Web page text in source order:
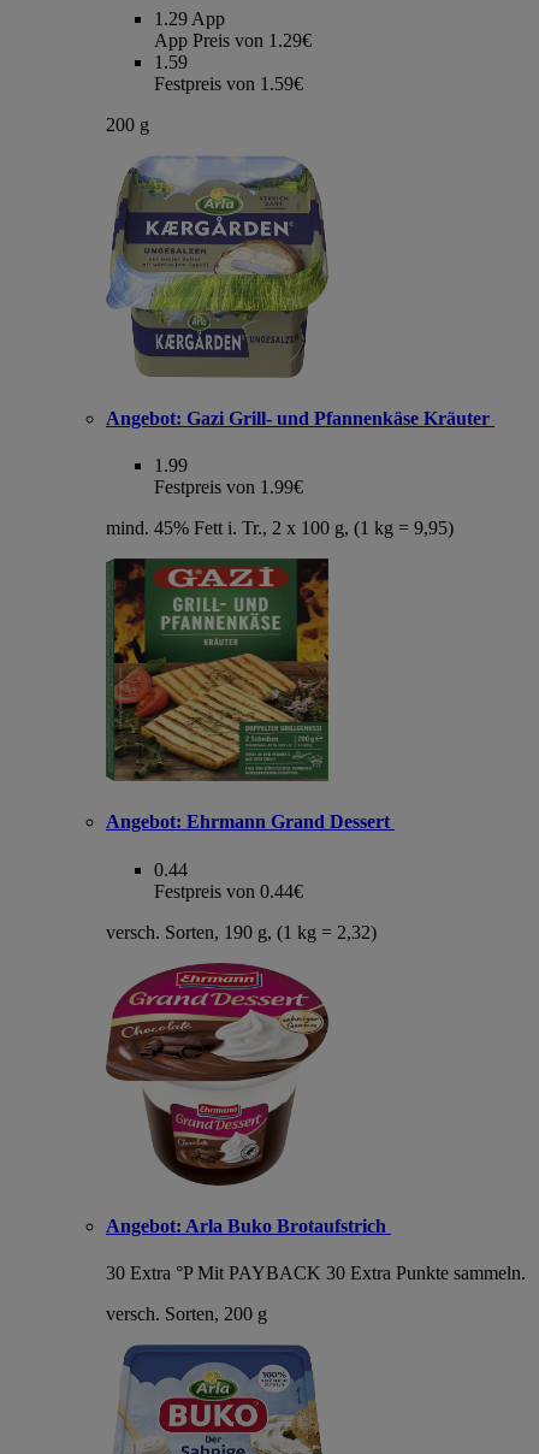
1.29 App
App Preis von 1.29€
1.59
Festpreis von 1.59€
200 g
Angebot: Gazi Grill- und Pfannenkäse Kräuter
1.99
Festpreis von 1.99€
mind. 45% Fett i. Tr., 2 x 100 g, (1 kg = 9,95)
Angebot: Ehrmann Grand Dessert
0.44
Festpreis von 0.44€
versch. Sorten, 190 g, (1 kg = 2,32)
Angebot: Arla Buko Brotaufstrich
30 Extra °P Mit PAYBACK 30 Extra Punkte sammeln.
versch. Sorten, 200 g